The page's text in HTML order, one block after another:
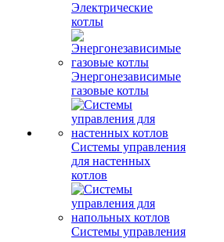
Электрические
котлы
Энергонезависимые
газовые котлы
Системы управления
для настенных
котлов
Системы управления